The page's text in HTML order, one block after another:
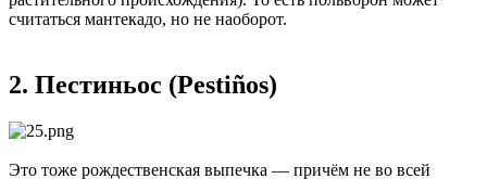
считаться мантекадо, но не наоборот.
2. Пестиньос (Pestiños)
Это тоже рождественская выпечка — причём не во всей